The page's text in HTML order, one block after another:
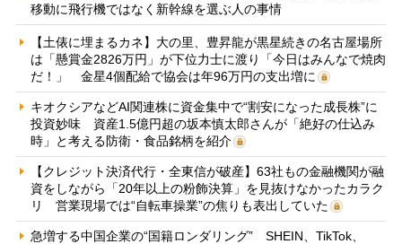
移動に飛行機ではなく新幹線を選ぶ人の事情
【土俵に埋まるカネ】大の里、豊昇龍が黒星続きの名古屋場所
は「懸賞金2826万円」が下位力士に渡り「今日はみんなで焼肉
だ！」 金星4個配給で協会は年96万円の支出増に
キオクシアなどAI関連株に資金集中で“割安になった成長株”に
投資妙味 資産1.5億円超の坂本慎太郎さんが「絶好の仕込み
時」と考える防衛・食品銘柄を紹介
【クレジット決済代行・全東信が破産】63社もの金融機関が融
資をしながら「20年以上の粉飾決算」を見抜けなかったカラク
リ 営業現場では“自転車操業”の焦りも表出していた
急増する中国企業の“国籍ロンダリング” SHEIN、TikTok、